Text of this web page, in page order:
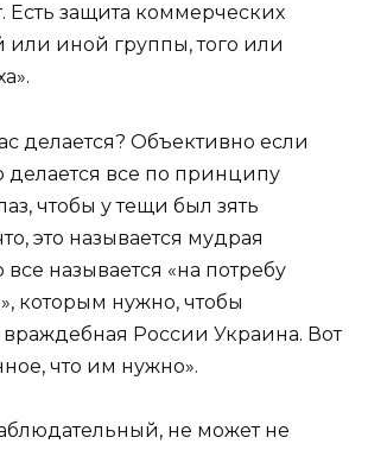
Есть защита коммерческих
или иной группы, того или
делается? Объективно если
делается все по принципу
чтобы у тещи был зять
это называется мудрая
все называется «на потребу
которым нужно, чтобы
враждебная России Украина. Вот
что им нужно».
не может не